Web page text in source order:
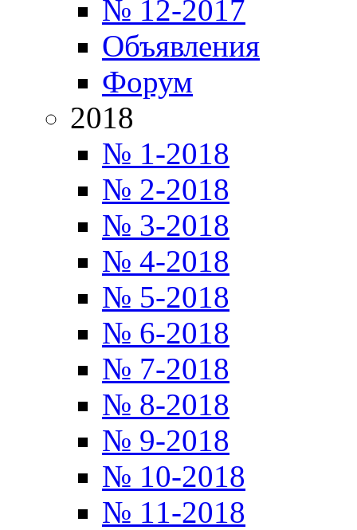
№ 12-2017
Объявления
Форум
2018
№ 1-2018
№ 2-2018
№ 3-2018
№ 4-2018
№ 5-2018
№ 6-2018
№ 7-2018
№ 8-2018
№ 9-2018
№ 10-2018
№ 11-2018